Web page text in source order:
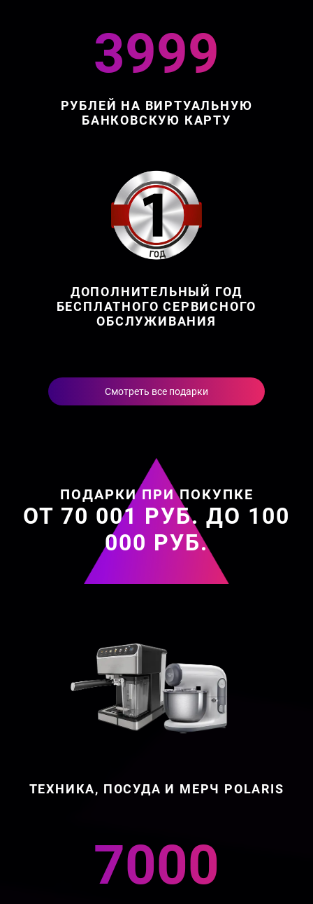
3999
РУБЛЕЙ НА ВИРТУАЛЬНУЮ
БАНКОВСКУЮ КАРТУ
ДОПОЛНИТЕЛЬНЫЙ ГОД
БЕСПЛАТНОГО СЕРВИСНОГО
ОБСЛУЖИВАНИЯ
Смотреть все подарки
ПОДАРКИ ПРИ ПОКУПКЕ
ОТ 70 001 РУБ. ДО 100
000 РУБ.
ТЕХНИКА, ПОСУДА И МЕРЧ POLARIS
7000